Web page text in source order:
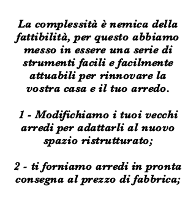
La complessità è nemica della
fattibilità, per questo abbiamo
messo in essere una serie di
strumenti facili e facilmente
attuabili per rinnovare la
vostra casa e il tuo arredo.
1 - Modifichiamo i tuoi vecchi
arredi per adattarli al nuovo
spazio ristrutturato;
2 - ti forniamo arredi in pronta
consegna al prezzo di fabbrica;